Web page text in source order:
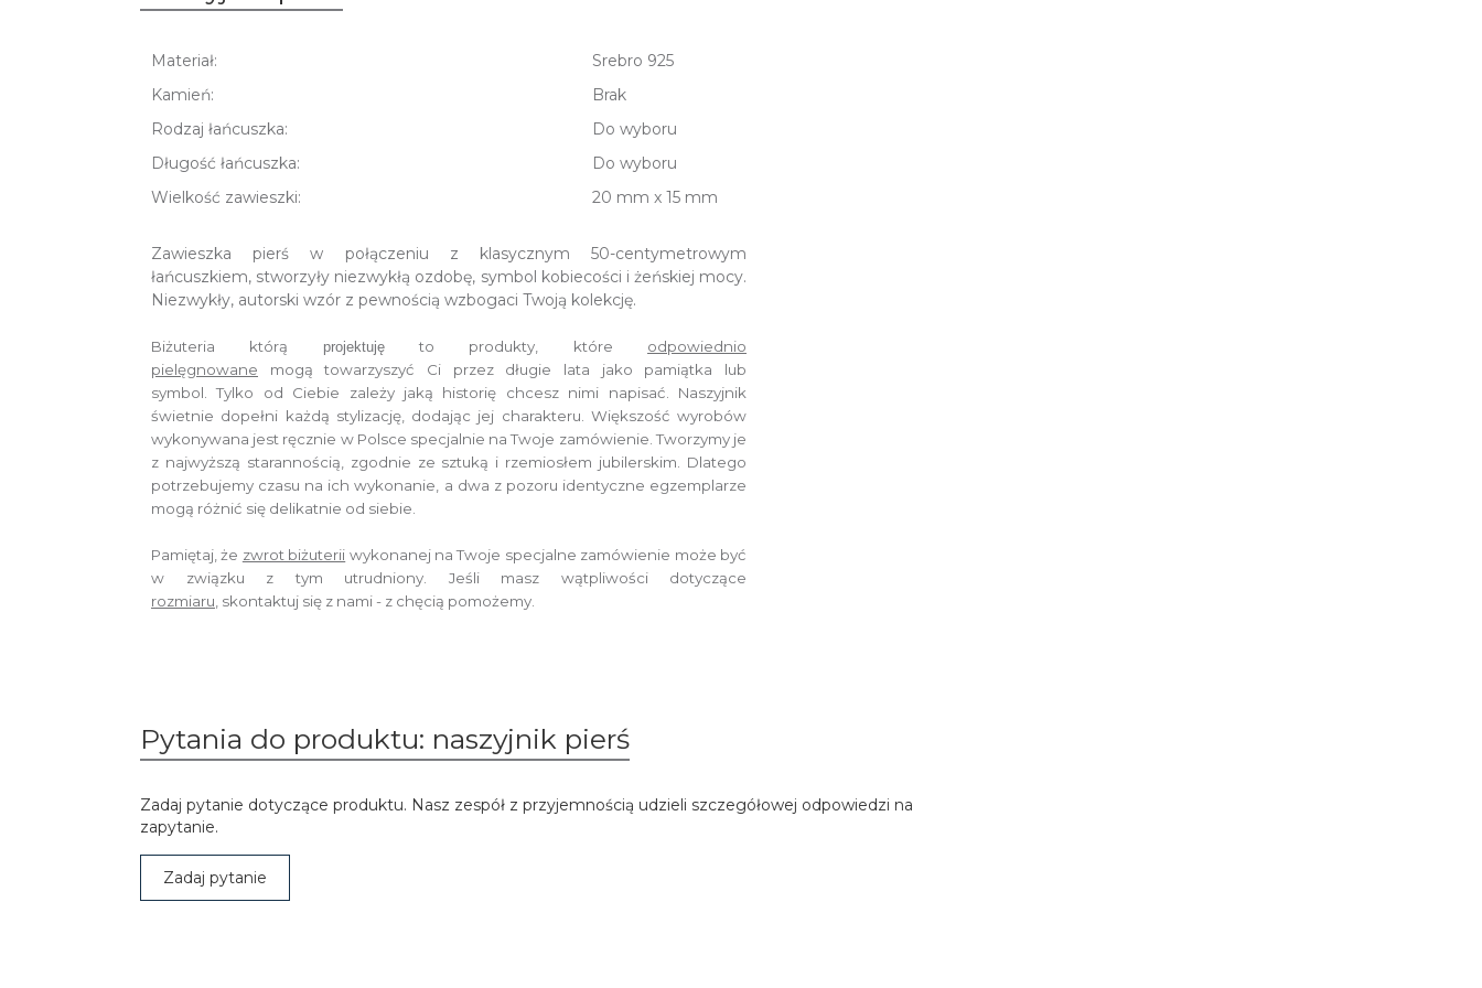
Materiał:
Srebro 925
Kamień:
Brak
Rodzaj łańcuszka:
Do wyboru
Długość łańcuszka:
Do wyboru
Wielkość zawieszki:
20 mm x 15 mm
Zawieszka pierś w połączeniu z klasycznym 50-centymetrowym
łańcuszkiem, stworzyły niezwykłą ozdobę, symbol kobiecości i żeńskiej mocy.
Niezwykły, autorski wzór z pewnością wzbogaci Twoją kolekcję.
Biżuteria którą projektujęto produkty, które odpowiednio
pielęgnowane
mogą towarzyszyć Ci przez długie lata jako pamiątka lub
symbol.Tylko od Ciebie zależy jaką historię chcesz nimi napisać. Naszyjnik
świetnie dopełni każdą stylizację, dodając jej charakteru. Większość wyrobów
wykonywana jest ręcznie w Polsce specjalnie na Twoje zamówienie.Tworzymy je
z najwyższą starannością, zgodnie ze sztuką i rzemiosłem jubilerskim. Dlatego
potrzebujemy czasu na ich wykonanie, a dwa z pozoru identyczne egzemplarze
mogą różnić się delikatnie od siebie.
Pamiętaj, że zwrot biżuterii wykonanej na Twoje specjalne zamówienie może być
w związku z tym utrudniony. Jeśli masz wątpliwości dotyczące
rozmiaru skontaktuj się z nami - z chęcią pomożemy.
Pytania do produktu: naszyjnik pierś
Zadaj pytanie dotyczące produktu. Nasz zespół z przyjemnością udzieli szczegółowej odpowiedzi na
zapytanie.
Zadaj pytanie